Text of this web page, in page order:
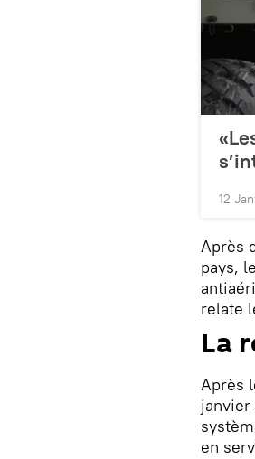
12
Après
pays,
relate
La
Après
janvier
en